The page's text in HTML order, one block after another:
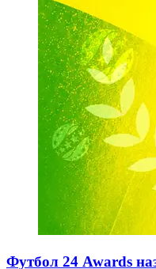
Футбол 24 Awards